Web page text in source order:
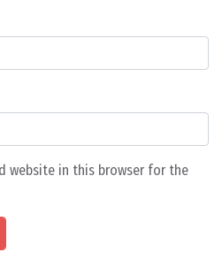
website in this browser for the